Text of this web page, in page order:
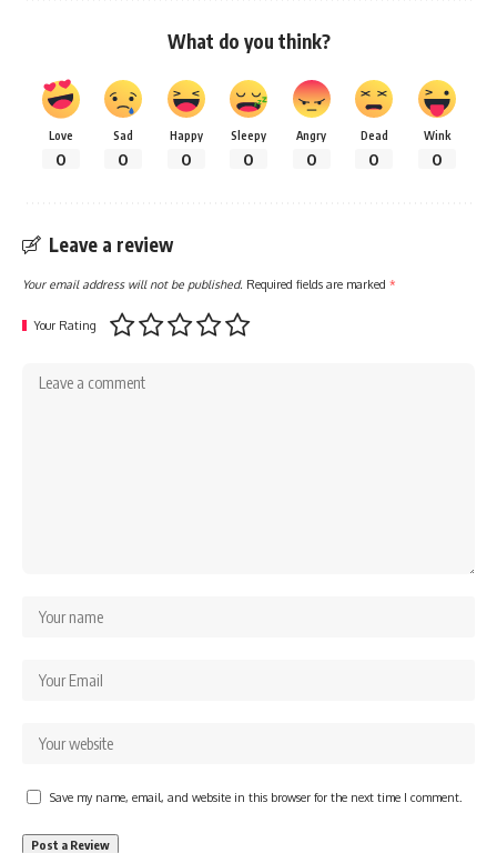
What do you think?
Love
0
Sad
0
Happy
0
Sleepy
0
Angry
0
Dead
0
Wink
0
Leave a review
Your email address will not be published. Required fields are marked *
Your Rating
Save my name, email, and website in this browser for the next time I comment.